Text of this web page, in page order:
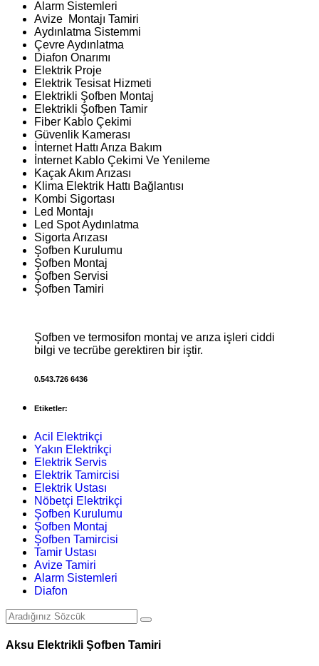
Alarm Sistemleri
Avize Montajı Tamiri
Aydınlatma Sistemmi
Çevre Aydınlatma
Diafon Onarımı
Elektrik Proje
Elektrik Tesisat Hizmeti
Elektrikli Şofben Montaj
Elektrikli Şofben Tamir
Fiber Kablo Çekimi
Güvenlik Kamerası
İnternet Hattı Arıza Bakım
İnternet Kablo Çekimi Ve Yenileme
Kaçak Akım Arızası
Klima Elektrik Hattı Bağlantısı
Kombi Sigortası
Led Montajı
Led Spot Aydınlatma
Sigorta Arızası
Şofben Kurulumu
Şofben Montaj
Şofben Servisi
Şofben Tamiri
Şofben ve termosifon montaj ve arıza işleri ciddi
bilgi ve tecrübe gerektiren bir iştir.
0.543.726 6436
Etiketler:
Acil Elektrikçi
Yakın Elektrikçi
Elektrik Servis
Elektrik Tamircisi
Elektrik Ustası
Nöbetçi Elektrikçi
Şofben Kurulumu
Şofben Montaj
Şofben Tamircisi
Tamir Ustası
Avize Tamiri
Alarm Sistemleri
Diafon
Aksu Elektrikli Şofben Tamiri